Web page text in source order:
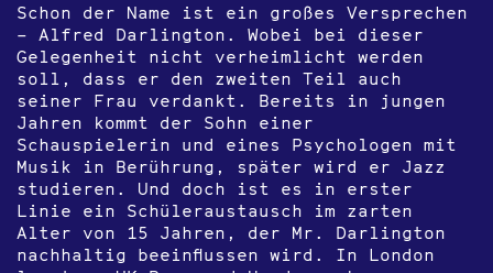
Schon der Name ist ein großes Versprechen
– Alfred Darlington. Wobei bei dieser
Gelegenheit nicht verheimlicht werden
soll, dass er den zweiten Teil auch
seiner Frau verdankt. Bereits in jungen
Jahren kommt der Sohn einer
Schauspielerin und eines Psychologen mit
Musik in Berührung, später wird er Jazz
studieren. Und doch ist es in erster
Linie ein Schüleraustausch im zarten
Alter von 15 Jahren, der Mr. Darlington
nachhaltig beeinflussen wird. In London